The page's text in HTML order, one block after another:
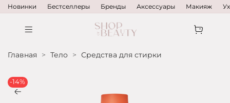
Новинки Бестселлеры Бренды Аксессуары Макияж
Главная Тело Средства для стирки
-14%